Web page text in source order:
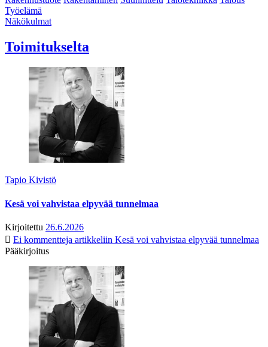
Työelämä
Näkökulmat
Toimitukselta
Tapio Kivistö
Kesä voi vahvistaa elpyvää tunnelmaa
Kirjoitettu 26.6.2026
Ei kommentteja artikkeliin Kesä voi vahvistaa elpyvää tunnelmaa
Pääkirjoitus